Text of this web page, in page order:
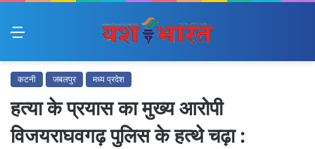
Menu
कटनी जबलपुर मध्य प्रदेश
हत्या के प्रयास का मुख्य आरोपी
विजयराघवगढ़ पुलिस के हत्थे चढ़ा :